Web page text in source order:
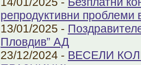
репродуктивни
13/01/2025 -
Пловдив” АД
23/12/2024 - ВЕСЕЛИ